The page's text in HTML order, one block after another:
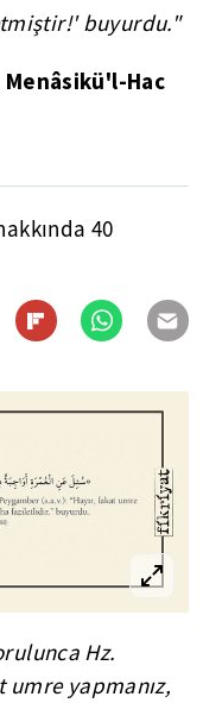
buyurdu."
Menâsikü'l-Hac
40
Hz.
umre yapmanız,